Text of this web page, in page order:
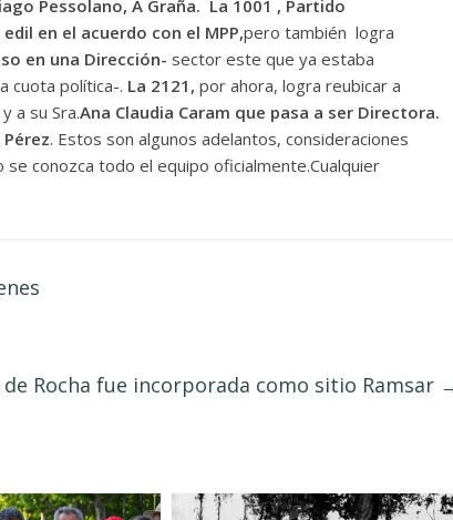
Pessolano, A Graña. La 1001 , Partido
en el acuerdo con el MPP,pero también logra
en una Dirección- sector este que ya estaba
cuota política-. La 2121, por ahora, logra reubicar a
a su Sra.Ana Claudia Caram que pasa a ser Directora.
. Estos son algunos adelantos, consideraciones
conozca todo el equipo oficialmente.Cualquier
de Rocha fue incorporada como sitio Ramsar